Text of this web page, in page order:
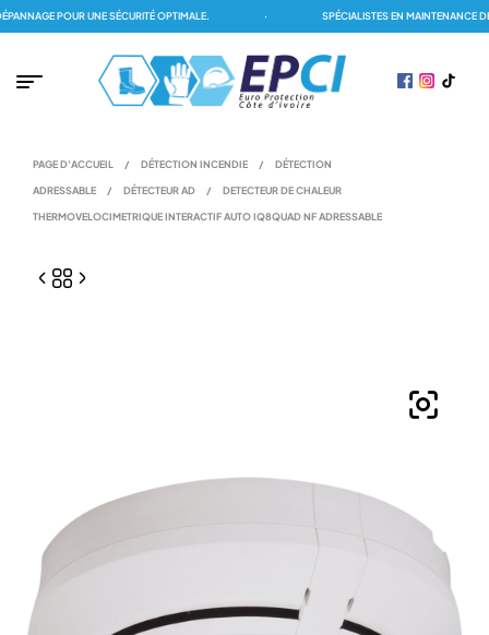
POUR UNE SÉCURITÉ OPTIMALE. SPÉCIALISTES EN MAINTENANCE DES
PAGE D'ACCUEIL / DÉTECTION INCENDIE / DÉTECTION
ADRESSABLE / DÉTECTEUR AD / DETECTEUR DE CHALEUR
THERMOVELOCIMETRIQUE INTERACTIF AUTO IQ8QUAD NF ADRESSABLE